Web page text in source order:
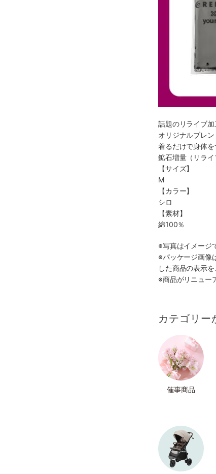
話題のリライブ加
オリジナルブレン
着るだけで身体
鉱石増量（リライ
【サイズ】
M
【カラー】
シロ
【素材】
綿100％
※写真はイメージ
※パッケージ画像
した商品の表示
※商品がリニュー
カテゴリー
催事商品